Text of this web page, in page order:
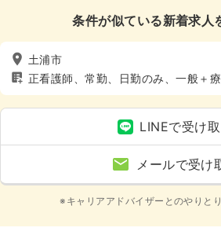
条件が似ている新着求人
土浦市
正看護師、常勤、日勤のみ、一般＋
LINEで受け
メールで受け
※キャリアアドバイザーとのやりと